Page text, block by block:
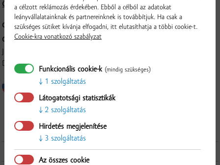
Összetétel és tápérték
CSOMAGOLÁS: 100 g
GYÁRTÓ:
Dunajom
További termékek a kategóriából
a célzott reklámozás érdekében. Ebből a célból az adatokat
leányvállalatainknak és partnereinknek is továbbítjuk. Ha csak a
szükséges sütiket kívánja elfogadni, itt elutasíthatja a többi cookie-t.
Cookie-kra vonatkozó szabályzat
Funkcionális cookie-k (mindig szükséges)
1 szolgáltatás
Látogatotsági statisztikák
2 szolgáltatás
Hirdetés megjelenítése
3 szolgáltatás
Az összes cookie